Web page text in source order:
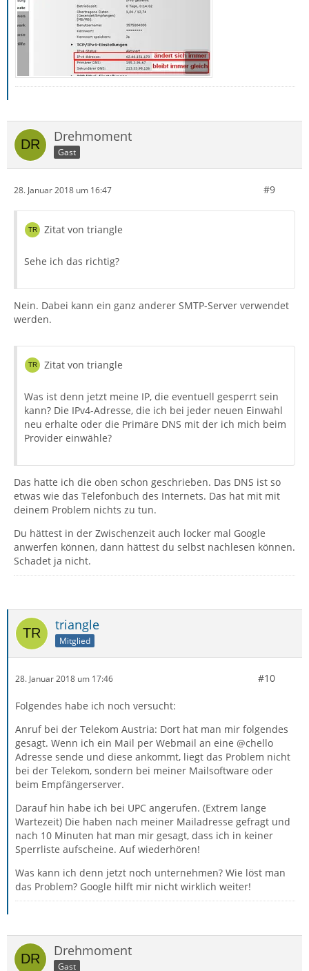
Drehmoment
Gast
28. Januar 2018 um 16:47 #9
Zitat von triangle
Sehe ich das richtig?
Nein. Dabei kann ein ganz anderer SMTP-Server verwendet
werden.
Zitat von triangle
Was ist denn jetzt meine IP, die eventuell gesperrt sein
kann? Die IPv4-Adresse, die ich bei jeder neuen Einwahl
neu erhalte oder die Primäre DNS mit der ich mich beim
Provider einwähle?
Das hatte ich die oben schon geschrieben. Das DNS ist so
etwas wie das Telefonbuch des Internets. Das hat mit mit
deinem Problem nichts zu tun.
Du hättest in der Zwischenzeit auch locker mal Google
anwerfen können, dann hättest du selbst nachlesen können.
Schadet ja nicht.
triangle
Mitglied
28. Januar 2018 um 17:46 #10
Folgendes habe ich noch versucht:
Anruf bei der Telekom Austria: Dort hat man mir folgendes
gesagt. Wenn ich ein Mail per Webmail an eine @chello
Adresse sende und diese ankommt, liegt das Problem nicht
bei der Telekom, sondern bei meiner Mailsoftware oder
beim Empfängerserver.
Darauf hin habe ich bei UPC angerufen. (Extrem lange
Wartezeit) Die haben nach meiner Mailadresse gefragt und
nach 10 Minuten hat man mir gesagt, dass ich in keiner
Sperrliste aufscheine. Auf wiederhören!
Was kann ich denn jetzt noch unternehmen? Wie löst man
das Problem? Google hilft mir nicht wirklich weiter!
Drehmoment
Gast